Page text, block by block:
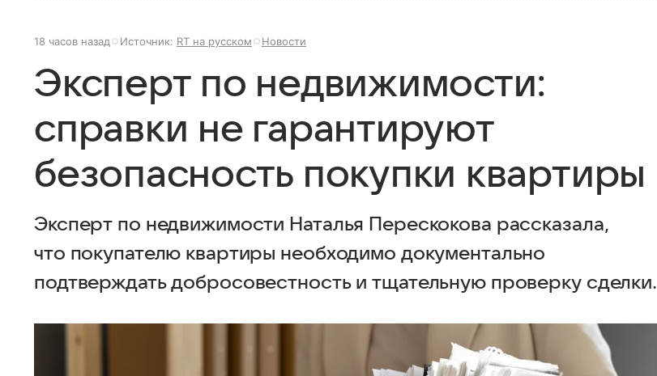
18 часов назад Источник: RT на русском Новости
Эксперт по недвижимости:
справки не гарантируют
безопасность покупки квартиры
Эксперт по недвижимости Наталья Перескокова рассказала,
что покупателю квартиры необходимо документально
подтверждать добросовестность и тщательную проверку сделки.